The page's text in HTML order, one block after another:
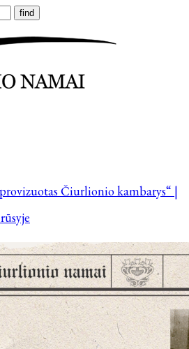
Čiurlionio kambarys“ |